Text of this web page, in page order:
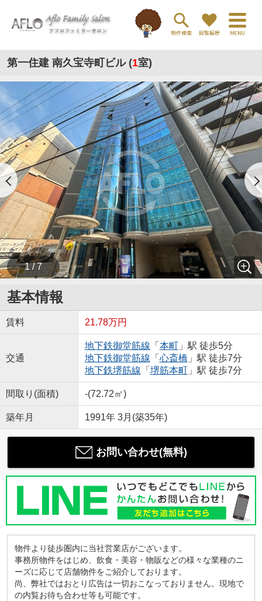
第一住建 南久宝寺町ビル (1室)
1 / 7
基本情報
賃料 21.78万円
交通
地下鉄御堂筋線 「 本町」駅 徒歩5分
地下鉄御堂筋線 「 心斎橋 」駅 徒歩7分
地下鉄堺筋線 「 堺筋本町」駅 徒歩7分
間取り(面積) -(72.72㎡)
築年月 1991年 3月(築35年)
お問い合わせ(無料)
物件より徒歩圏内に当社営業店がございます。
事務所物件をはじめ、飲食・美容・物販などの様々な業種のニ
ーズに応じて店舗物件をご紹介しております。
尚、弊社ではおとり広告は一切おこなっておりません。現地で
の内覧お待ち合わせ等も可能です。